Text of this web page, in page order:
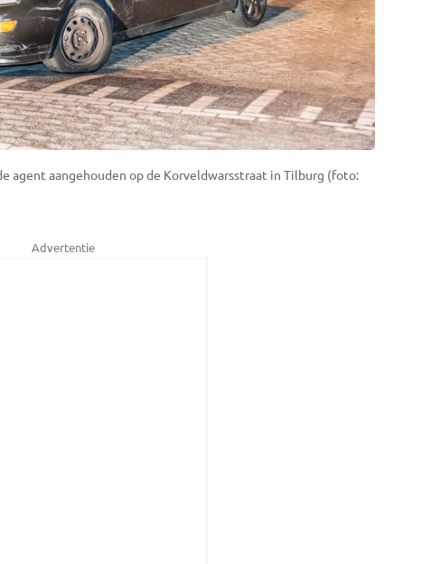
agent aangehouden op de Korveldwarsstraat in Tilburg (foto:
Advertentie